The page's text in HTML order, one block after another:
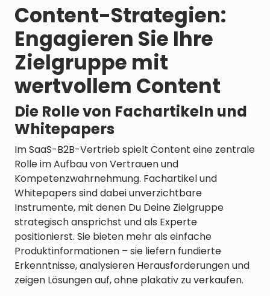
Content-Strategien:
Engagieren Sie Ihre
Zielgruppe mit
wertvollem Content
Die Rolle von Fachartikeln und
Whitepapers
Im SaaS-B2B-Vertrieb spielt Content eine zentrale
Rolle im Aufbau von Vertrauen und
Kompetenzwahrnehmung. Fachartikel und
Whitepapers sind dabei unverzichtbare
Instrumente, mit denen Du Deine Zielgruppe
strategisch ansprichst und als Experte
positionierst. Sie bieten mehr als einfache
Produktinformationen – sie liefern fundierte
Erkenntnisse, analysieren Herausforderungen und
zeigen Lösungen auf, ohne plakativ zu verkaufen.